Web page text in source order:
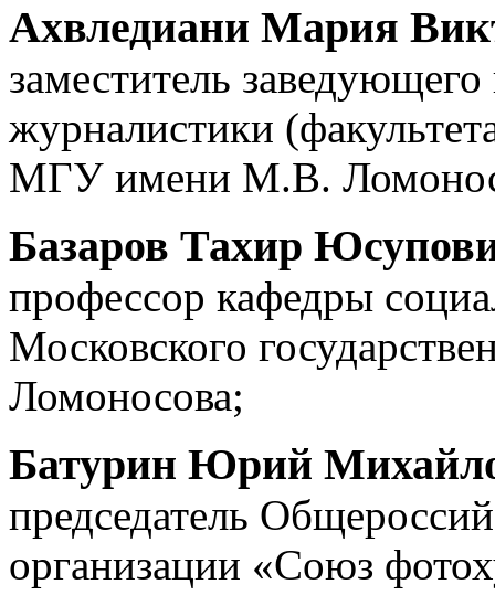
Ахвледиани Мария
заместитель
журналистики
МГУ имени М.В.
Базаров Тахир
профессор кафедры
Московского
Ломоносова;
Батурин Юрий
председатель
организации «Союз